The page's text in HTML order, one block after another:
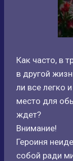
Как часто, в
в другой
ли все легко
место для
ждет?
Внимание!
Героиня
собой ради